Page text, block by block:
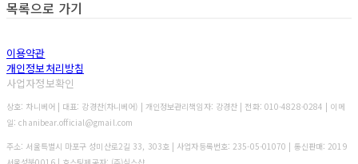
목록으로 가기
이용약관
개인정보처리방침
사업자정보확인
상호: 차니베어 | 대표: 강경찬(차니베어) | 개인정보관리책임자: 강경찬 | 전화: 010-4828-0284 | 이메
일: chanibear.official@gmail.com
주소: 서울특별시 마포구 성미산로2길 33, 303호 | 사업자등록번호:235-05-01070 | 통신판매:2019